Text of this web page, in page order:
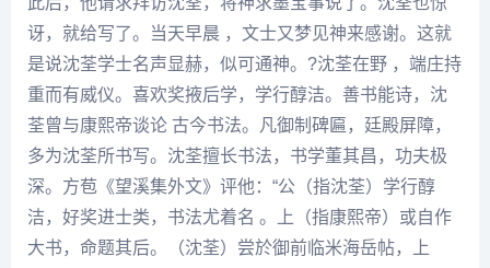
讶，就给写了。当天早晨 ，文士又梦见神来感谢。这就
是说沈荃学士名声显赫，似可通神。?沈荃在野 ，端庄持
重而有威仪。喜欢奖掖后学，学行醇洁。善书能诗，沈
荃曾与康熙帝谈论 古今书法。凡御制碑匾，廷殿屏障，
多为沈荃所书写。沈荃擅长书法，书学董其昌 ，功夫极
深。方苞《望溪集外文》评他：“公（指沈荃）学行醇
洁，好奖进士类，书法尤着名 。上（指康熙帝）或自作
大书，命题其后。（沈荃）尝於御前临米海岳帖，上